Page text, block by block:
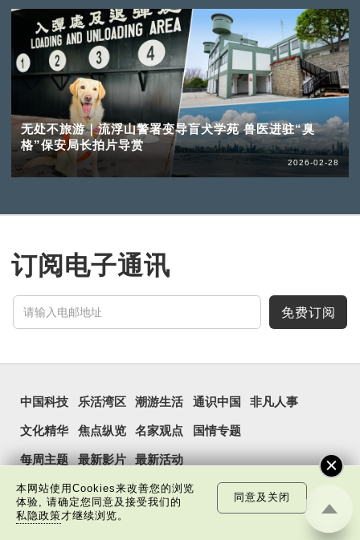
无处不旅游｜流浮山警署变导盲犬学苑 兽医进驻“臭
格”保安局长拍片导赏
2026-02-28
订阅电子通讯
免费订阅
中国科技 乐活湾区 潮游生活 通识中国 非凡人事
文化精华 焦点纵览 名家观点 国情专题
每周主题 最新影片 最新活动
本网站使用Cookies来改善您的浏览
体验, 请确定您同意及接受我们的
私隐政策才继续浏览。
同意及关闭